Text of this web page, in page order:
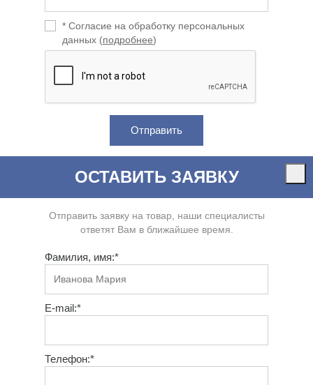
* Согласие на обработку персональных
данных (подробнее)
ОСТАВИТЬ ЗАЯВКУ
Отправить заявку на товар, наши специалисты
ответят Вам в ближайшее время.
Фамилия, имя:*
E-mail:*
Телефон:*